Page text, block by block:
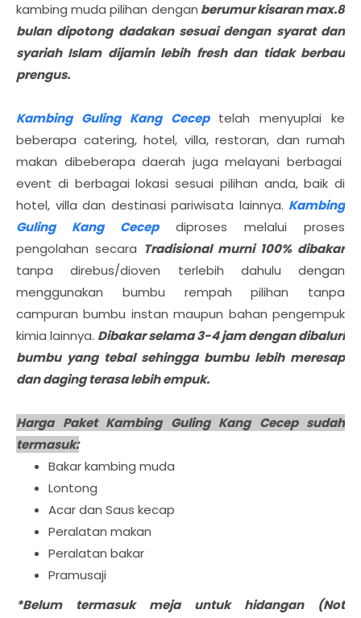
kambing muda pilihan dengan berumur kisaran max.8
bulan dipotong dadakan sesuai dengan syarat dan
syariah Islam dijamin lebih fresh dan tidak berbau
prengus.
Kambing Guling Kang Ceceptelah menyuplai ke
beberapa catering, hotel, villa, restoran, dan rumah
makan dibeberapa daerah juga melayani berbagai
event di berbagai lokasi sesuai pilihan anda, baik di
hotel, villa dan destinasi pariwisata lainnya. Kambing
Guling Kang Cecepdiproses melalui proses
pengolahan secara Tradisional murni 100% dibakar
tanpa direbus/dioven terlebih dahulu dengan
menggunakan bumbu rempah pilihan tanpa
campuran bumbu instan maupun bahan pengempuk
kimia lainnya. Dibakar selama 3-4 jam dengan dibaluri
bumbu yang tebal sehingga bumbu lebih meresap
dan daging terasa lebih empuk.
Harga Paket Kambing Guling Kang Cecep sudah
termasuk:
Bakar kambing muda
Lontong
Acar dan Saus kecap
Peralatan makan
Peralatan bakar
Pramusaji
*Belum termasuk meja untuk hidangan (Not